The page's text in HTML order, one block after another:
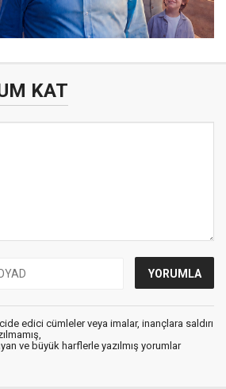
KAT
edici cümleler veya imalar, inançlara saldırı
ve büyük harflerle yazılmış yorumlar